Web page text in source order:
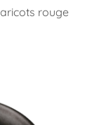
rouge